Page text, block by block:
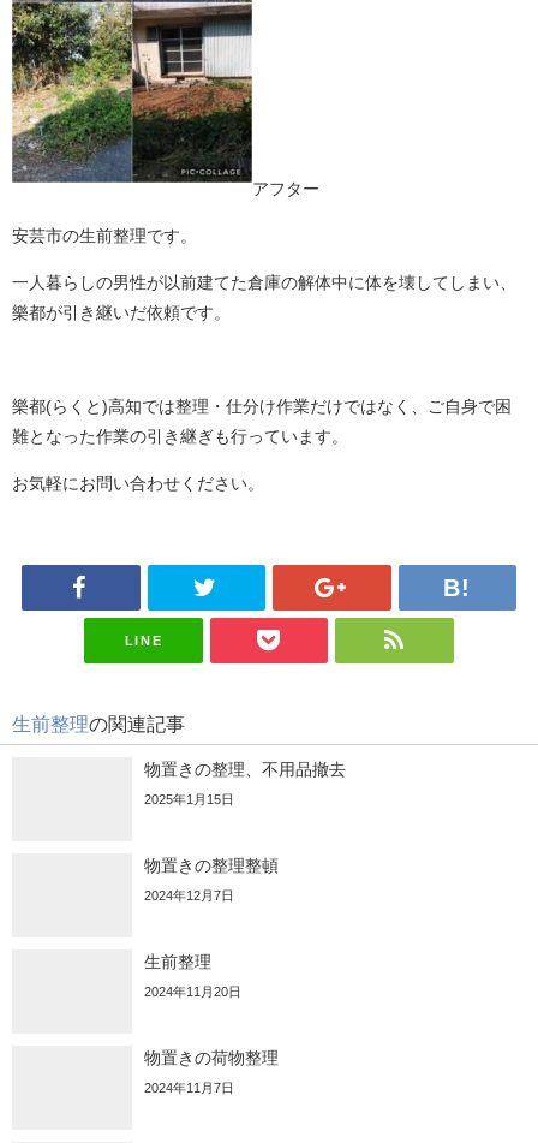
アフター
安芸市の生前整理です。
一人暮らしの男性が以前建てた倉庫の解体中に体を壊してしまい、
樂都が引き継いだ依頼です。
樂都(らくと)高知では整理・仕分け作業だけではなく、ご自身で困
難となった作業の引き継ぎも行っています。
お気軽にお問い合わせください。
LINE
生前整理の関連記事
物置きの整理、不用品撤去
2025年1月15日
物置きの整理整頓
2024年12月7日
生前整理
2024年11月20日
物置きの荷物整理
2024年11月7日